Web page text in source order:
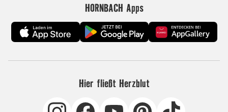
HORNBACH Apps
Hier fließt Herzblut